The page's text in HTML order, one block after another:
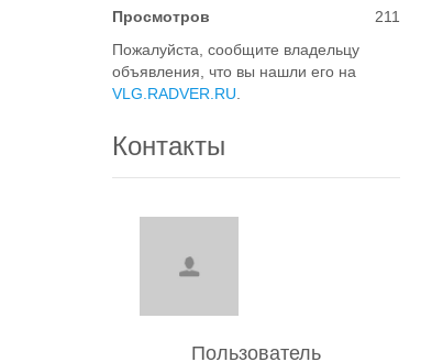
Просмотров
211
Пожалуйста, сообщите владельцу
объявления, что вы нашли его на
VLG.RADVER.RU
Контакты
Пользователь